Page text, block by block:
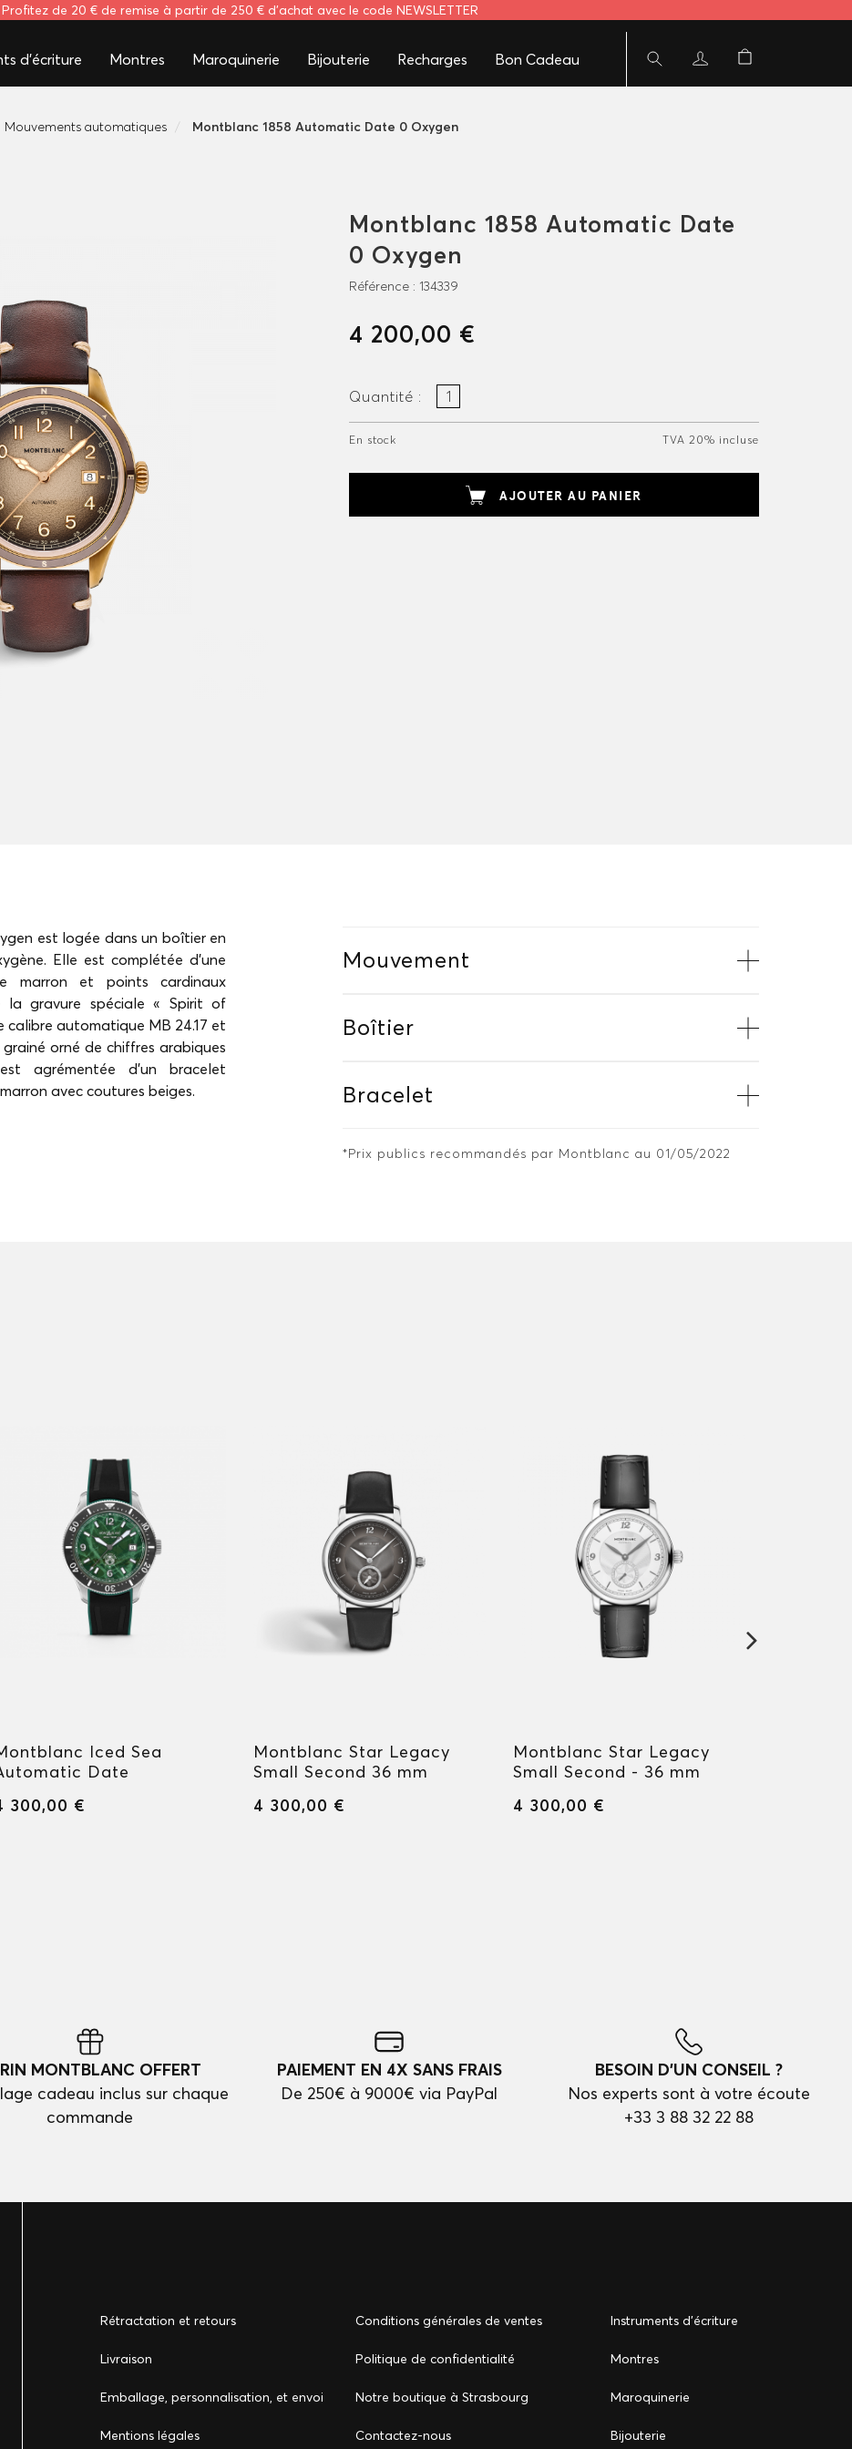
Profitez de 20 € de remise à partir de 250 € d'achat avec le code NEWSLETTER
d'écriture Montres Maroquinerie Bijouterie Recharges Bon Cadeau
Mouvements automatiques Montblanc 1858 Automatic Date 0 Oxygen
Montblanc 1858 Automatic Date
0 Oxygen
Référence : 134339
4 200,00 €
Quantité :
En stock TVA 20% incluse
AJOUTER AU PANIER
est logée dans un boîtier en
Elle est complétée d'une
marron et points cardinaux
la gravure spéciale « Spirit of
calibre automatique MB 24.17 et
orné de chiffres arabiques
agrémentée d'un bracelet
avec coutures beiges.
Mouvement
Boîtier
Bracelet
*Prix publics recommandés par Montblanc au 01/05/2022
Iced Sea
Date
300,00 €
Montblanc Star Legacy
Small Second 36 mm
4 300,00 €
Montblanc Star Legacy
Small Second - 36 mm
4 300,00 €
MONTBLANC OFFERT
cadeau inclus sur chaque
commande
PAIEMENT EN 4X SANS FRAIS
De 250€ à 9000€ via PayPal
BESOIN D'UN CONSEIL ?
Nos experts sont à votre écoute
+33 3 88 32 22 88
Rétractation et retours
Livraison
Emballage, personnalisation, et envoi
Mentions légales
Conditions générales de ventes
Politique de confidentialité
Notre boutique à Strasbourg
Сontactez-nous
Instruments d'écriture
Montres
Maroquinerie
Bijouterie